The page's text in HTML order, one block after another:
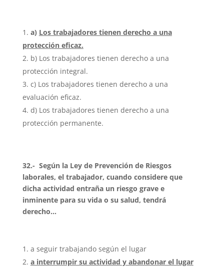
a) Los trabajadores tienen derecho a una
protección eficaz.
b) Los trabajadores tienen derecho a una
protección integral.
c) Los trabajadores tienen derecho a una
evaluación eficaz.
d) Los trabajadores tienen derecho a una
protección permanente.
32.- Según la Ley de Prevención de Riesgos
laborales, el trabajador, cuando considere que
dicha actividad entraña un riesgo grave e
inminente para su vida o su salud, tendrá
derecho…
a seguir trabajando según el lugar
a interrumpir su actividad y abandonar el lugar